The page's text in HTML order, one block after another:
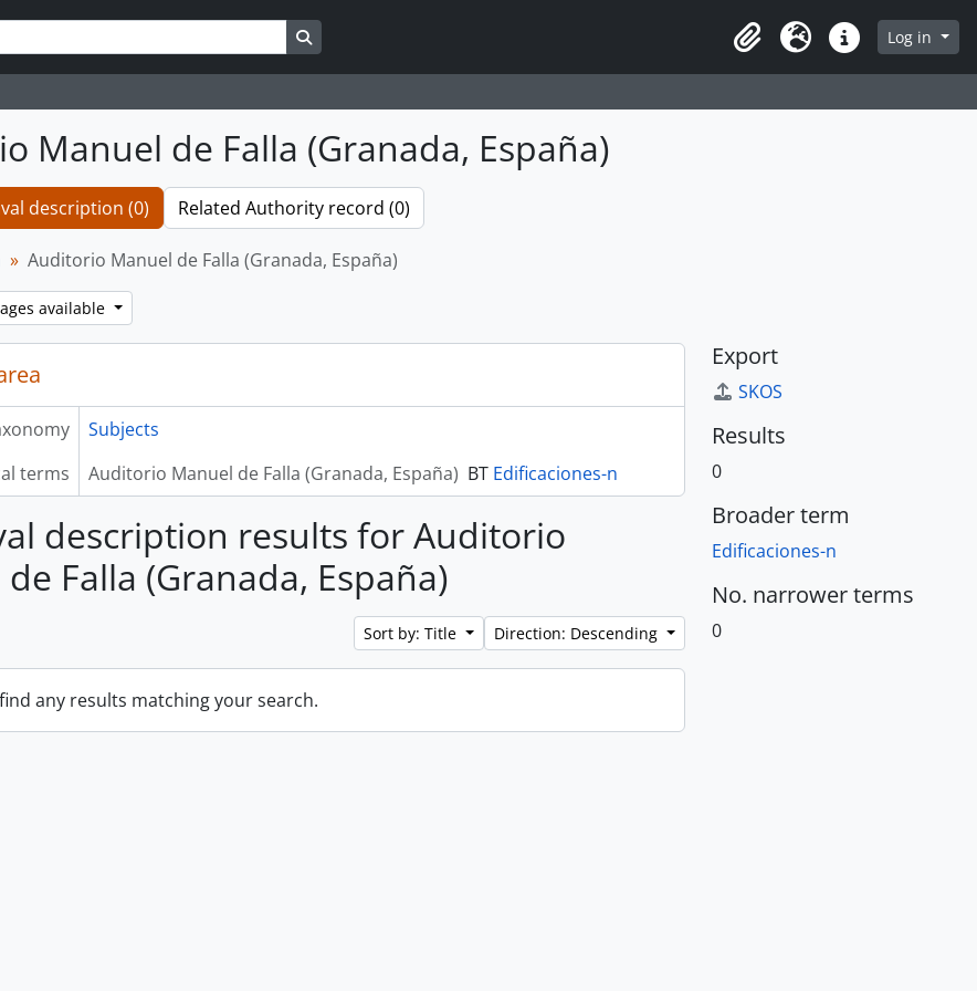
ClipboardLanguageQuick linksLog in
Manuel de Falla (Granada, España)
description (0) Related Authority record (0)
Auditorio Manuel de Falla (Granada, España)
available
Subjects
terms
Auditorio Manuel de Falla (Granada, España) BT Edificaciones-n
description results for Auditorio
Falla (Granada, España)
Sort by: Title Direction: Descending
any results matching your search.
Export
SKOS
Results
0
Broader term
Edificaciones-n
No. narrower terms
0